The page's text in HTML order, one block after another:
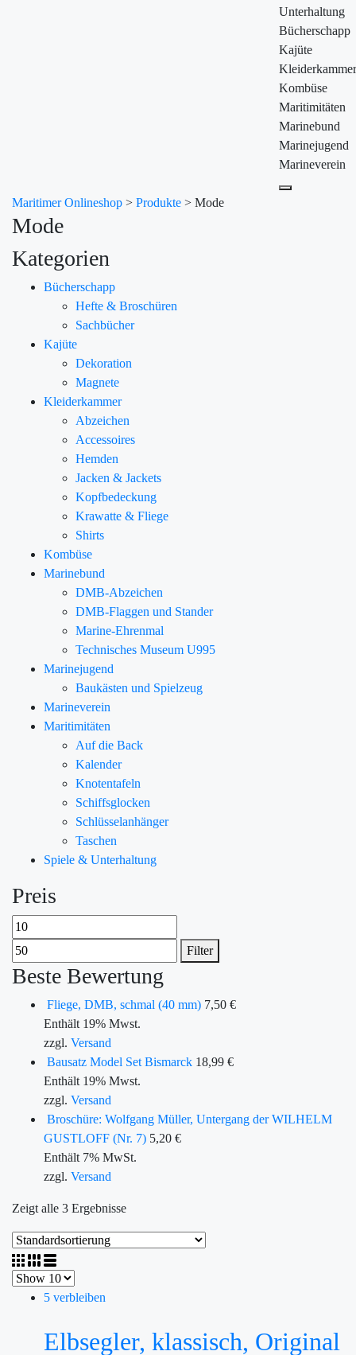
Unterhaltung
Bücherschapp
Kajüte
Kleiderkammer
Kombüse
Maritimitäten
Marinebund
Marinejugend
Marineverein
Maritimer Onlineshop > Produkte > Mode
Mode
Kategorien
Bücherschapp
Hefte & Broschüren
Sachbücher
Kajüte
Dekoration
Magnete
Kleiderkammer
Abzeichen
Accessoires
Hemden
Jacken & Jackets
Kopfbedeckung
Krawatte & Fliege
Shirts
Kombüse
Marinebund
DMB-Abzeichen
DMB-Flaggen und Stander
Marine-Ehrenmal
Technisches Museum U995
Marinejugend
Baukästen und Spielzeug
Marineverein
Maritimitäten
Auf die Back
Kalender
Knotentafeln
Schiffsglocken
Schlüsselanhänger
Taschen
Spiele & Unterhaltung
Preis
Filter
Beste Bewertung
Fliege, DMB, schmal (40 mm) 7,50 €
Enthält 19% Mwst.
zzgl. Versand
Bausatz Model Set Bismarck 18,99 €
Enthält 19% Mwst.
zzgl. Versand
Broschüre: Wolfgang Müller, Untergang der WILHELM
GUSTLOFF (Nr. 7) 5,20 €
Enthält 7% MwSt.
zzgl. Versand
Zeigt alle 3 Ergebnisse
5 verbleiben
Elbsegler, klassisch, Original